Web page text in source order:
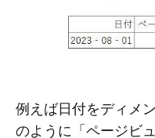
例えば日付をディメ
のように「ページビ